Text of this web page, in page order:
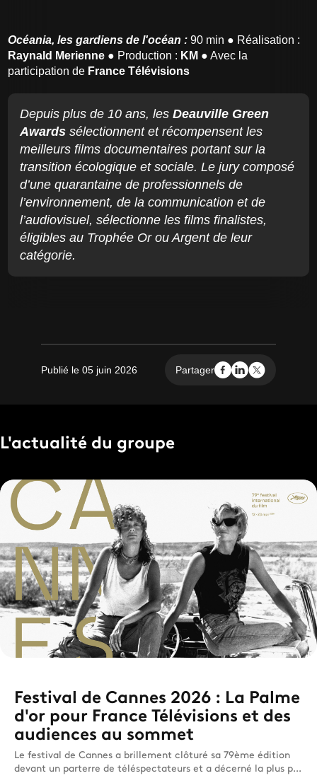
Océania, les gardiens de l'océan :90 min ● Réalisation :
Raynald Merienne ● Production : KM ● Avec la
participation de France Télévisions
Depuis plus de 10 ans, lesDeauville Green
Awards sélectionnent et récompensent les
meilleurs films documentaires portant sur la
transition écologique et sociale. Le jury composé
d’une quarantaine de professionnels de
l’environnement, de la communication et de
l’audiovisuel, sélectionne les films finalistes,
éligibles au Trophée Or ou Argent de leur
catégorie.
Publié le 05 juin 2026 Partager
L'actualité du groupe
Festival de Cannes 2026 : La Palme
d'or pour France Télévisions et des
audiences au sommet
Le festival de Cannes a brillement clôturé sa 79ème édition
devant un parterre de téléspectateurs et a décerné la plus p...